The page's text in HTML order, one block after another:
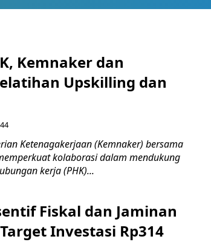
Kemnaker dan
Upskilling dan
Ketenagakerjaan (Kemnaker) bersama
kolaborasi dalam mendukung
kerja (PHK)...
Fiskal dan Jaminan
Investasi Rp314